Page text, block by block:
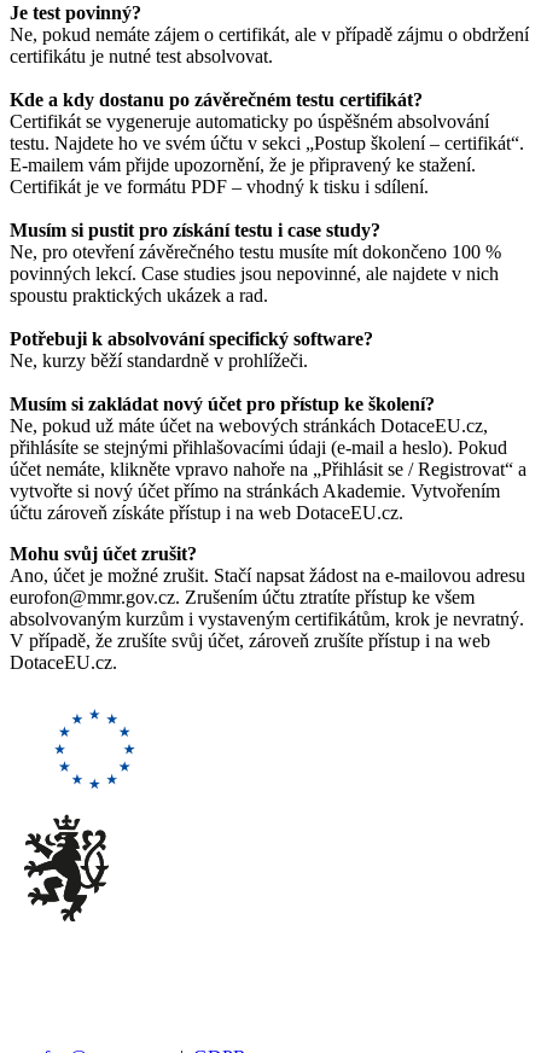
Je test povinný?
Ne, pokud nemáte zájem o certifikát, ale v případě zájmu o obdržení
certifikátu je nutné test absolvovat.
Kde a kdy dostanu po závěrečném testu certifikát?
Certifikát se vygeneruje automaticky po úspěšném absolvování
testu. Najdete ho ve svém účtu v sekci „Postup školení – certifikát“.
E-mailem vám přijde upozornění, že je připravený ke stažení.
Certifikát je ve formátu PDF – vhodný k tisku i sdílení.
Musím si pustit pro získání testu i case study?
Ne, pro otevření závěrečného testu musíte mít dokončeno 100 %
povinných lekcí. Case studies jsou nepovinné, ale najdete v nich
spoustu praktických ukázek a rad.
Potřebuji k absolvování specifický software?
Ne, kurzy běží standardně v prohlížeči.
Musím si zakládat nový účet pro přístup ke školení?
Ne, pokud už máte účet na webových stránkách DotaceEU.cz,
přihlásíte se stejnými přihlašovacími údaji (e-mail a heslo). Pokud
účet nemáte, klikněte vpravo nahoře na „Přihlásit se / Registrovat“ a
vytvořte si nový účet přímo na stránkách Akademie. Vytvořením
účtu zároveň získáte přístup i na web DotaceEU.cz.
Mohu svůj účet zrušit?
Ano, účet je možné zrušit. Stačí napsat žádost na e-mailovou adresu
eurofon@mmr.gov.cz. Zrušením účtu ztratíte přístup ke všem
absolvovaným kurzům i vystaveným certifikátům, krok je nevratný.
V případě, že zrušíte svůj účet, zároveň zrušíte přístup i na web
DotaceEU.cz.